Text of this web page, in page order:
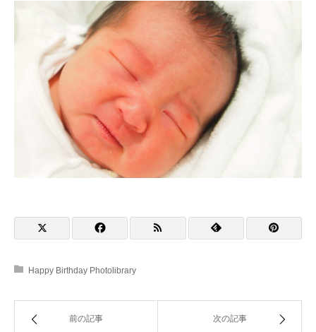
Happy Birthday Photolibrary
前の記事 次の記事
各種教室
採用情報
分娩予約状況